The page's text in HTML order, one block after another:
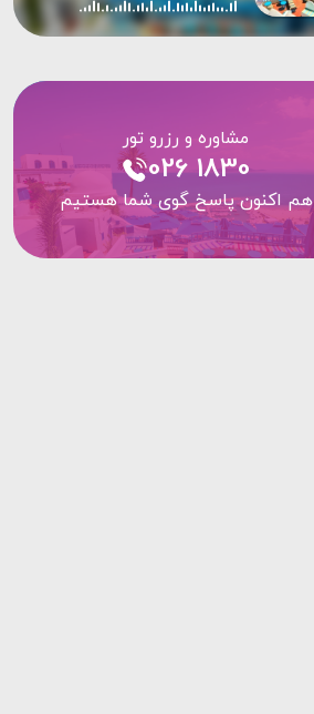
مشاوره و رزرو تور
026 1830
هم اکنون پاسخ گوی شما هستیم